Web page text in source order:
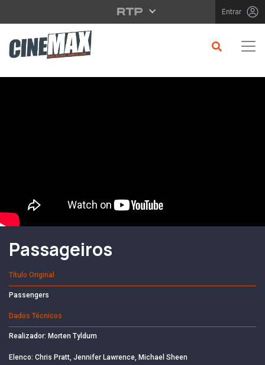
Saltar para o conteúdo principal Entrar
Filme em Cartaz
Passageiros
Título Original
Passengers
Dados Técnicos
Realizador: Morten Tyldum
Elenco: Chris Pratt, Jennifer Lawrence, Michael Sheen